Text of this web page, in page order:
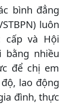
bình đẳng
luôn
cấp và Hội
bằng nhiều
để chị em
lao động
đình, thực